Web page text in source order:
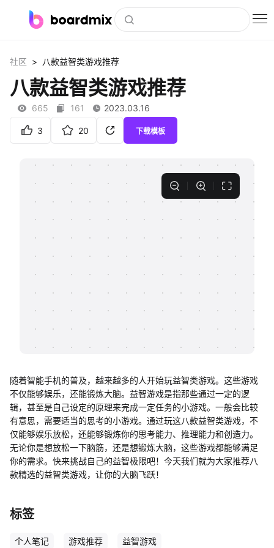
社区资源
下载
私有化部署
帮助中心
社区 > 八款益智类游戏推荐
八款益智类游戏推荐
665 161 2023.03.16
3 20 下载模板
随着智能手机的普及，越来越多的人开始玩益智类游戏。这些游戏
不仅能够娱乐，还能锻炼大脑。益智游戏是指那些通过一定的逻
辑，甚至是自己设定的原理来完成一定任务的小游戏。一般会比较
有意思，需要适当的思考的小游戏。通过玩这八款益智类游戏，不
仅能够娱乐放松，还能够锻炼你的思考能力、推理能力和创造力。
无论你是想放松一下脑筋，还是想锻炼大脑，这些游戏都能够满足
你的需求。快来挑战自己的益智极限吧！今天我们就为大家推荐八
款精选的益智类游戏，让你的大脑飞跃！
标签
个人笔记 游戏推荐 益智游戏